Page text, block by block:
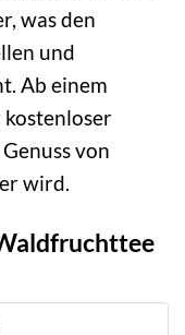
was den
und
Ab einem
von
wird.